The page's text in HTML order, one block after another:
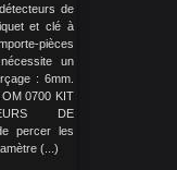
de
et clé à
pièces
un
: 6mm.
0700 KIT
DE
percer les
(...)